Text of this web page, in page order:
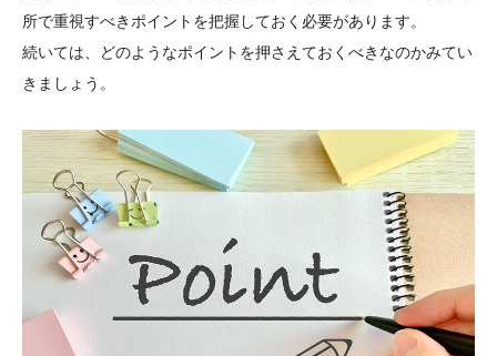
所で重視すべきポイントを把握しておく必要があります。
続いては、どのようなポイントを押さえておくべきなのかみてい
きましょう。